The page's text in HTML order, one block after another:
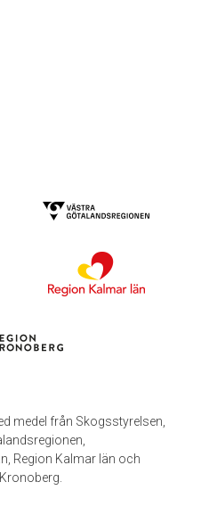
medel från Skogsstyrelsen,
Region Kalmar län och